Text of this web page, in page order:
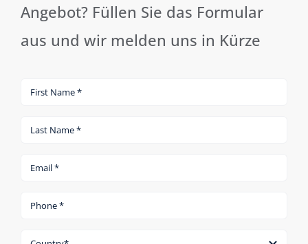
Angebot? Füllen Sie das Formular
aus und wir melden uns in Kürze